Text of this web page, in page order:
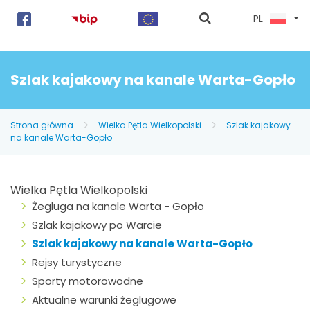
pokaż
PL
Szlak kajakowy na kanale Warta-Gopło
Strona główna Wielka Pętla Wielkopolski
Szlak kajakowy
na kanale Warta-Gopło
Wielka Pętla Wielkopolski
Żegluga na kanale Warta - Gopło
Szlak kajakowy po Warcie
Szlak kajakowy na kanale Warta-Gopło
Rejsy turystyczne
Sporty motorowodne
Aktualne warunki żeglugowe